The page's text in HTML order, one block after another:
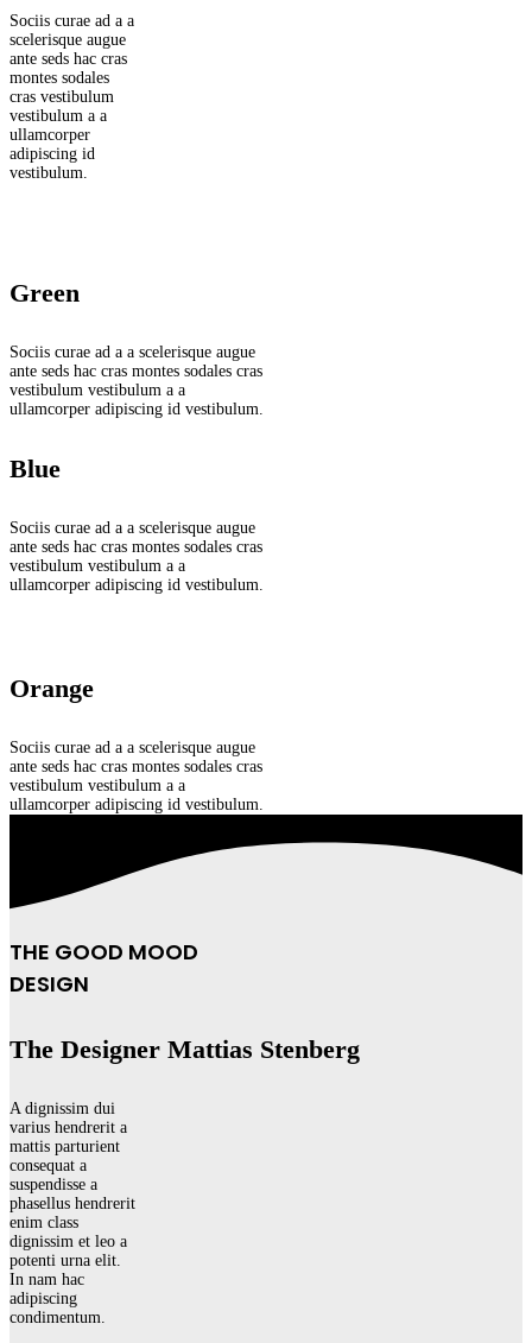
Sociis curae ad a a
scelerisque augue
ante seds hac cras
montes sodales
cras vestibulum
vestibulum a a
ullamcorper
adipiscing id
vestibulum.
Green
Sociis curae ad a a scelerisque augue
ante seds hac cras montes sodales cras
vestibulum vestibulum a a
ullamcorper adipiscing id vestibulum.
Blue
Sociis curae ad a a scelerisque augue
ante seds hac cras montes sodales cras
vestibulum vestibulum a a
ullamcorper adipiscing id vestibulum.
Orange
Sociis curae ad a a scelerisque augue
ante seds hac cras montes sodales cras
vestibulum vestibulum a a
ullamcorper adipiscing id vestibulum.
THE GOOD MOOD
DESIGN
The Designer Mattias Stenberg
A dignissim dui
varius hendrerit a
mattis parturient
consequat a
suspendisse a
phasellus hendrerit
enim class
dignissim et leo a
potenti urna elit.
In nam hac
adipiscing
condimentum.